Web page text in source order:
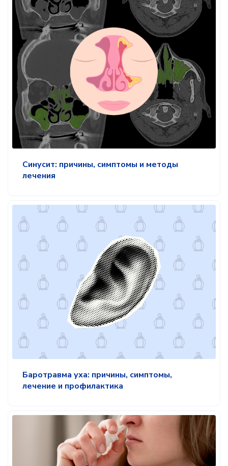
Синусит: причины, симптомы и методы
лечения
Баротравма уха: причины, симптомы,
лечение и профилактика